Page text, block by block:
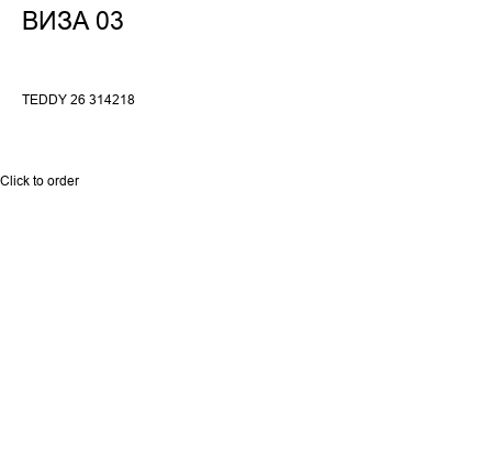
ВИЗА 03
TEDDY 26 314218
Click to order